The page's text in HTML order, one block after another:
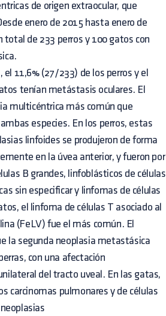
de origen extraocular, que
enero de 2015 hasta enero de
total de 233 perros y 100 gatos con
11,6% (27/233) de los perros y el
tenían metástasis oculares. El
multicéntrica más común que
especies. En los perros, estas
linfoides se produjeron de forma
en la úvea anterior, y fueron por
B grandes, linfoblásticos de células
sin especificar y linfomas de células
el linfoma de células T asociado al
(FeLV) fue el más común. El
la segunda neoplasia metastásica
con una afectación
del tracto uveal. En las gatas,
carcinomas pulmonares y de células